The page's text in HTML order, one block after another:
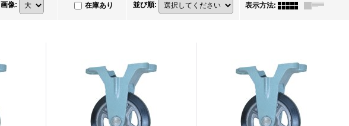
画像: 在庫あり 並び順: 表示方法: